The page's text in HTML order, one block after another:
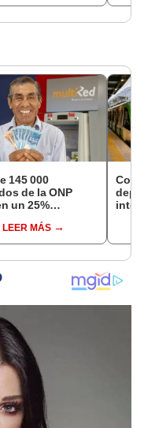
145 000
de la ONP
un 25%
LEER MÁS